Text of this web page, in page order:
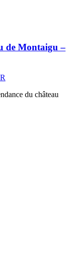
de Montaigu –
du château